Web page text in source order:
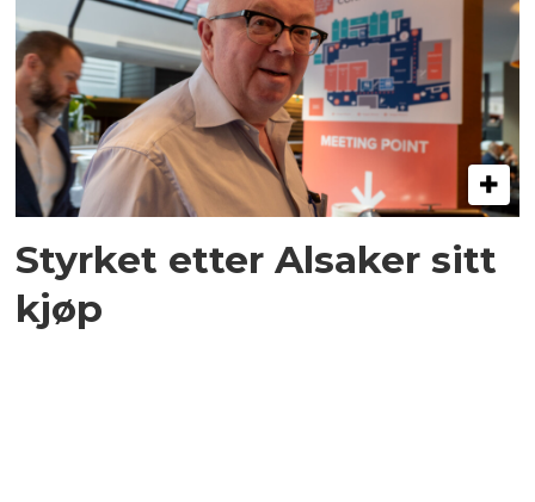
Styrket etter Alsaker sitt
kjøp